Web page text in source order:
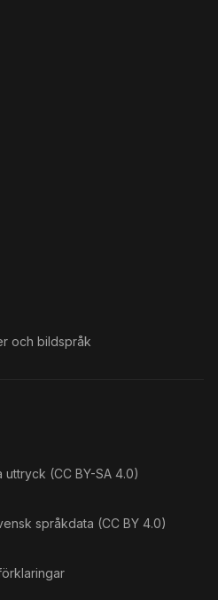
och bildspråk
(CC BY-SA 4.0)
språkdata (CC BY 4.0)